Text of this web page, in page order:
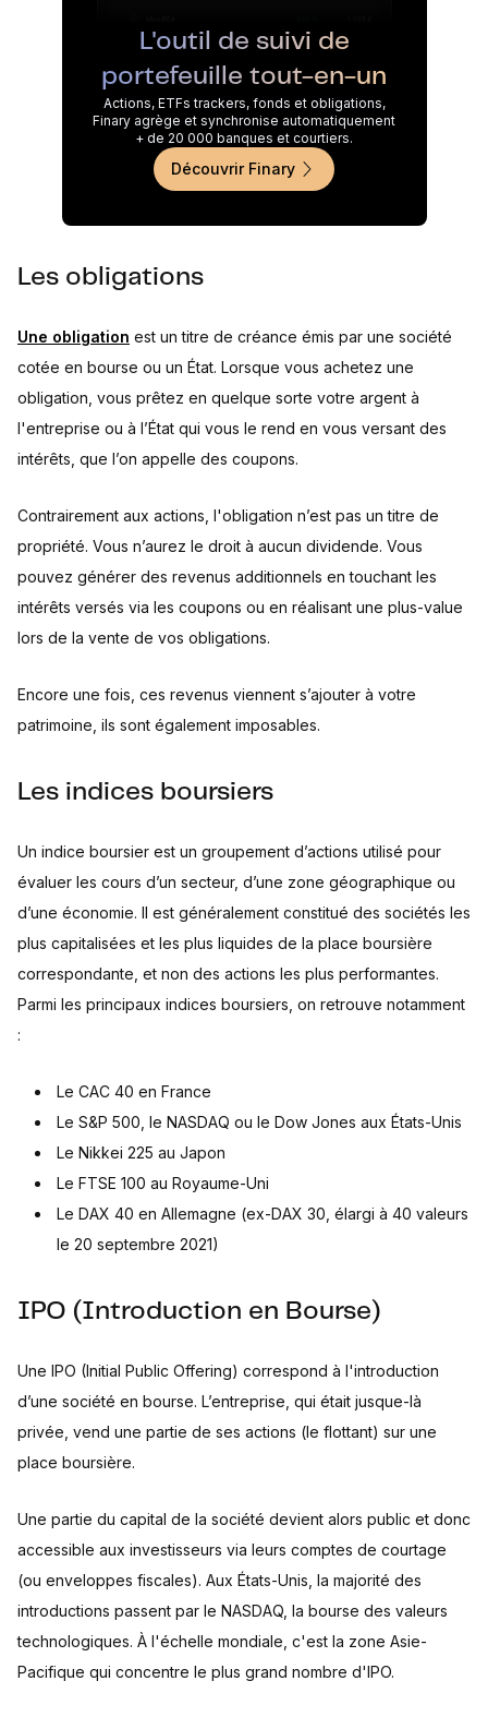
L'outil de suivi de
portefeuille tout-en-un
Actions, ETFs trackers, fonds et obligations,
Finary agrège et synchronise automatiquement
+ de 20 000 banques et courtiers.
Découvrir Finary
Les obligations
Une obligation est un titre de créance émis par une société
cotée en bourse ou un État. Lorsque vous achetez une
obligation, vous prêtez en quelque sorte votre argent à
l'entreprise ou à l’État qui vous le rend en vous versant des
intérêts, que l’on appelle des coupons.
Contrairement aux actions, l'obligation n’est pas un titre de
propriété. Vous n’aurez le droit à aucun dividende. Vous
pouvez générer des revenus additionnels en touchant les
intérêts versés via les coupons ou en réalisant une plus-value
lors de la vente de vos obligations.
Encore une fois, ces revenus viennent s’ajouter à votre
patrimoine, ils sont également imposables.
Les indices boursiers
Un indice boursier est un groupement d’actions utilisé pour
évaluer les cours d’un secteur, d’une zone géographique ou
d’une économie. Il est généralement constitué des sociétés les
plus capitalisées et les plus liquides de la place boursière
correspondante, et non des actions les plus performantes.
Parmi les principaux indices boursiers, on retrouve notamment
:
Le CAC 40 en France
Le S&P 500, le NASDAQ ou le Dow Jones aux États-Unis
Le Nikkei 225 au Japon
Le FTSE 100 au Royaume-Uni
Le DAX 40 en Allemagne (ex-DAX 30, élargi à 40 valeurs
le 20 septembre 2021)
IPO (Introduction en Bourse)
Une IPO (Initial Public Offering) correspond à l'introduction
d’une société en bourse. L’entreprise, qui était jusque-là
privée, vend une partie de ses actions (le flottant) sur une
place boursière.
Une partie du capital de la société devient alors public et donc
accessible aux investisseurs via leurs comptes de courtage
(ou enveloppes fiscales). Aux États-Unis, la majorité des
introductions passent par le NASDAQ, la bourse des valeurs
technologiques. À l'échelle mondiale, c'est la zone Asie-
Pacifique qui concentre le plus grand nombre d'IPO.